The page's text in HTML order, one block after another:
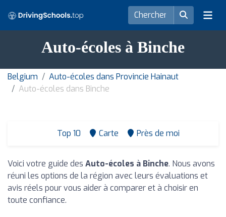
Auto-écoles à Binche
Belgium
Auto-écoles dans Provincie Hainaut
Auto-écoles dans Binche
Top 10 Carte Près de moi
Voici votre guide des Auto-écoles à Binche. Nous avons
réuni les options de la région avec leurs évaluations et
avis réels pour vous aider à comparer et à choisir en
toute confiance.